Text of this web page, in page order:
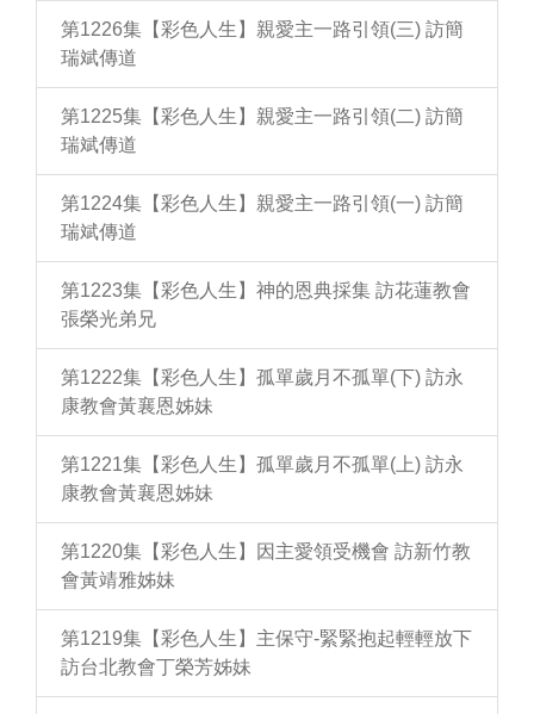
第1226集【彩色人生】親愛主一路引領(三) 訪簡
瑞斌傳道
第1225集【彩色人生】親愛主一路引領(二) 訪簡
瑞斌傳道
第1224集【彩色人生】親愛主一路引領(一) 訪簡
瑞斌傳道
第1223集【彩色人生】神的恩典採集 訪花蓮教會
張榮光弟兄
第1222集【彩色人生】孤單歲月不孤單(下) 訪永
康教會黃襄恩姊妹
第1221集【彩色人生】孤單歲月不孤單(上) 訪永
康教會黃襄恩姊妹
第1220集【彩色人生】因主愛領受機會 訪新竹教
會黃靖雅姊妹
第1219集【彩色人生】主保守-緊緊抱起輕輕放下
訪台北教會丁榮芳姊妹